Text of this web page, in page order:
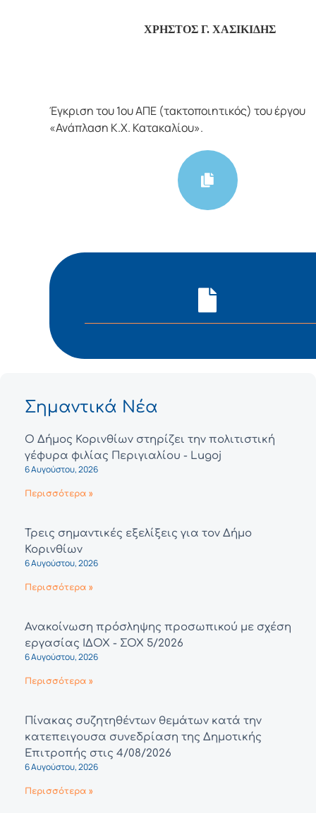
ΧΡΗΣΤΟΣ Γ. ΧΑΣΙΚΙΔΗΣ
Έγκριση του 1ου ΑΠΕ (τακτοποιητικός) του έργου
«Ανάπλαση Κ.Χ. Κατακαλίου».
Σημαντικά Νέα
Ο Δήμος Κορινθίων στηρίζει την πολιτιστική
γέφυρα φιλίας Περιγιαλίου - Lugoj
6 Αυγούστου, 2026
Περισσότερα »
Τρεις σημαντικές εξελίξεις για τον Δήμο
Κορινθίων
6 Αυγούστου, 2026
Περισσότερα »
Ανακοίνωση πρόσληψης προσωπικού με σχέση
εργασίας ΙΔΟΧ - ΣΟΧ 5/2026
6 Αυγούστου, 2026
Περισσότερα »
Πίνακας συζητηθέντων θεμάτων κατά την
κατεπειγουσα συνεδρίαση της Δημοτικής
Επιτροπής στις 4/08/2026
6 Αυγούστου, 2026
Περισσότερα »